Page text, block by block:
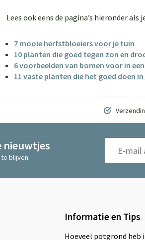
Lees ook eens de pagina’s hieronder
7 mooie herfstbloeiers voor je tuin
10 planten die goed tegen zon en
6 voorbeelden van bomen voor in
11 vaste planten die het goed doen
nieuwtjes
blijven.
Informatie en Tips
Hoeveel potgrond heb